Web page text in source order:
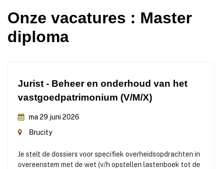
Onze vacatures : Master
diploma
Jurist - Beheer en onderhoud van het
vastgoedpatrimonium (V/M/X)
ma 29 juni 2026
Brucity
Je stelt de dossiers voor specifiek overheidsopdrachten in
overeenstem met de wet (v/h opstellen lastenboek tot de